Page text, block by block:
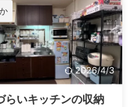
2026/4/3
らいキッチンの収納